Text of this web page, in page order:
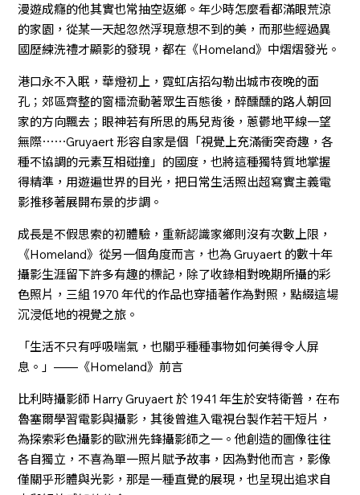
漫遊成癮的他其實也常抽空返鄉。年少時怎麼看都滿眼荒涼
的家園，從某一天起忽然浮現意想不到的美，而那些經過異
國歷練洗禮才顯影的發現，都在《Homeland》中熠熠發光。
港口永不入眠，華燈初上，霓虹店招勾勒出城市夜晚的面
孔；郊區齊整的窗櫺流動著眾生百態後，醉醺醺的路人朝回
家的方向飄去；眼神若有所思的馬兒背後，蔥鬱地平線一望
無際⋯⋯Gruyaert 形容自家是個「視覺上充滿衝突奇趣，各
種不協調的元素互相碰撞」的國度，也將這種獨特質地掌握
得精準，用遊遍世界的目光，把日常生活照出超寫實主義電
影推移著展開布景的步調。
成長是不假思索的初體驗，重新認識家鄉則沒有次數上限，
《Homeland》從另一個角度而言，也為 Gruyaert 的數十年
攝影生涯留下許多有趣的標記，除了收錄相對晚期所攝的彩
色照片，三組 1970 年代的作品也穿插著作為對照，點綴這場
沉浸低地的視覺之旅。
「生活不只有呼吸喘氣，也關乎種種事物如何美得令人屏
息。」——《Homeland》前言
比利時攝影師 Harry Gruyaert 於 1941 年生於安特衛普，在布
魯塞爾學習電影與攝影，其後曾進入電視台製作若干短片，
為探索彩色攝影的歐洲先鋒攝影師之一。他創造的圖像往往
各自獨立，不喜為單一照片賦予故事，因為對他而言，影像
僅關乎形體與光影，那是一種直覺的展現，也呈現出追求自